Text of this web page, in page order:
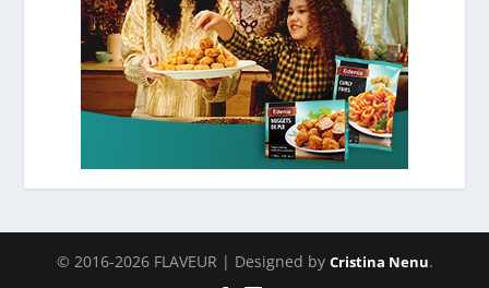
© 2016-2026 FLAVEUR | Designed by Cristina Nenu.